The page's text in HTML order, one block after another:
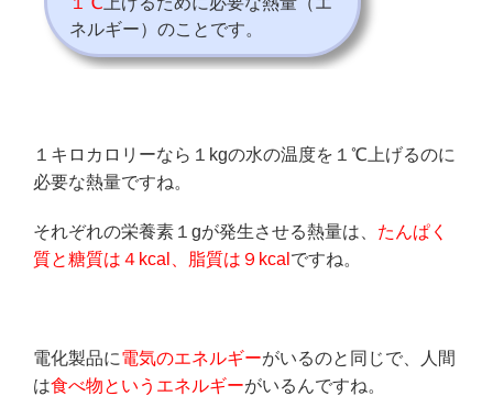
ネルギー） のことです。
１キロカロリーなら１kgの水の温度を１℃上げるのに
必要な熱量ですね。
それぞれの栄養素１gが発生させる熱量は、 たんぱく
質と糖質は４kcal、脂質は９kcal ですね。
電化製品に電気のエネルギーがいるのと同じで、人間
は食べ物というエネルギーがいるんですね。